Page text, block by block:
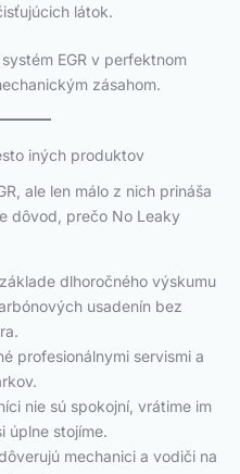
látok.
EGR v perfektnom
zásahom.
iných produktov
ale len málo z nich prináša
dôvod, prečo No Leaky
dlhoročného výskumu
usadenín bez
profesionálnymi servismi a
nie sú spokojní, vrátime im
úplne stojíme.
mechanici a vodiči na